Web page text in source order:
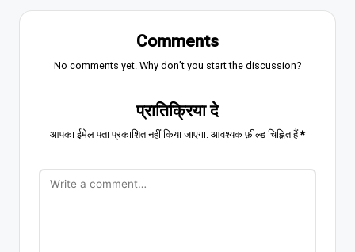
Comments
No comments yet. Why don’t you start the discussion?
प्रातिक्रिया दे
आपका ईमेल पता प्रकाशित नहीं किया जाएगा. आवश्यक फ़ील्ड चिह्नित हैं*